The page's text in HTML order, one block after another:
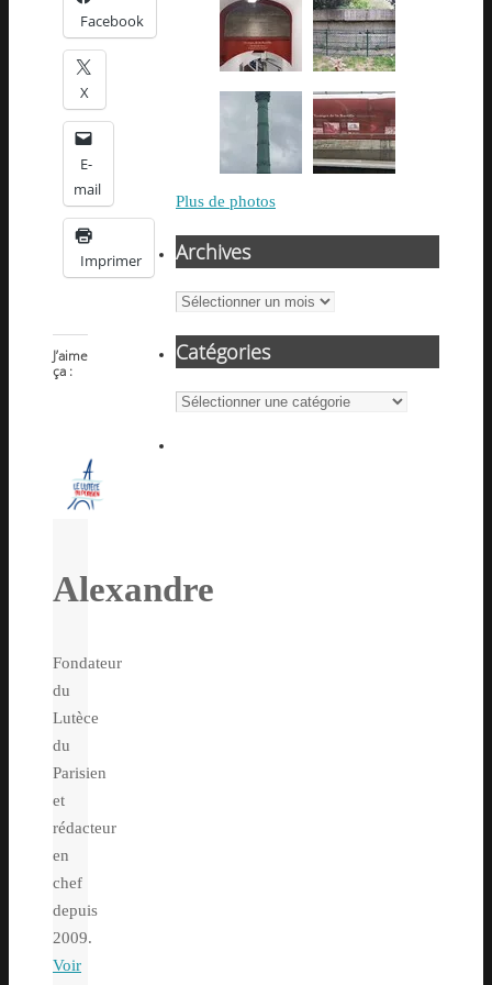
Facebook
X
E-
mail
Imprimer
J’aime
ça :
Alexandre
Fondateur
du
Lutèce
du
Parisien
et
rédacteur
en
chef
depuis
2009.
Voir
Plus de photos
Archives
Archives
Catégories
Catégories